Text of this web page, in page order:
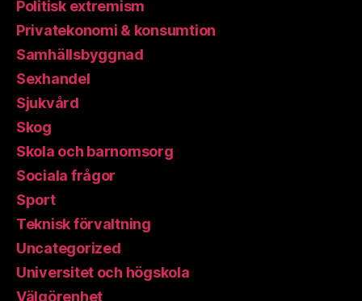
Politisk extremism
Privatekonomi & konsumtion
Samhällsbyggnad
Sexhandel
Sjukvård
Skog
Skola och barnomsorg
Sociala frågor
Sport
Teknisk förvaltning
Uncategorized
Universitet och högskola
Välgörenhet